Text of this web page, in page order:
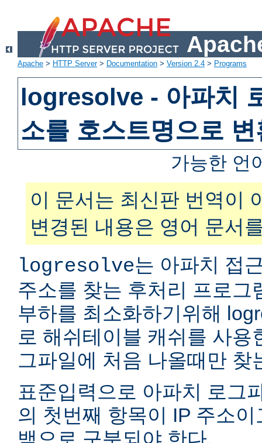
Apache > HTTP Server> Documentation > Version 2.4 > Programs
logresolve - 아파치
소를 호스트명으로
가능한 언
이 문서는 최신판 번역이
변경된 내용은 영어 문서
logresolve는 아파치 접
주소를 찾는 후처리 프로그
부하를 최소화하기위해
로 해쉬테이블 캐쉬를 사용
그파일에 처음 나올때만 찾
표준입력으로 아파치 로그
의 첫번째 항목이 IP 주소
백으로 구분되야 한다.